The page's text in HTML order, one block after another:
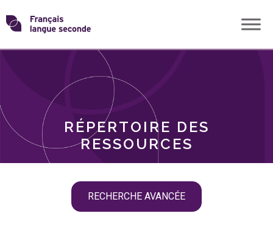
Skip
toTransformons
langue
RÉPERTOIRE DES
RESSOURCES
RECHERCHE AVANCÉE
THÈMES